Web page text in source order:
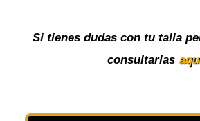
Si tienes dudas con tu talla
consultarlas